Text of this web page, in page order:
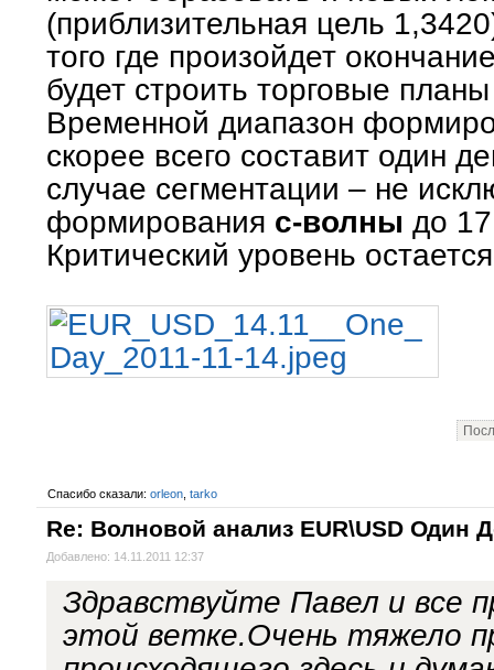
(приблизительная цель
того где произойдет
будет строить торговые
Временной диапазон
скорее всего составит один
случае сегментации – не
формирования с-волны до
Критический уровень
Спасибо сказали: orleon tarko
Re: Волновой анализ EUR\USD Один
Добавлено: 14.11.2011 12:37
Здравствуйте Павел и все
этой ветке.Очень тяжело